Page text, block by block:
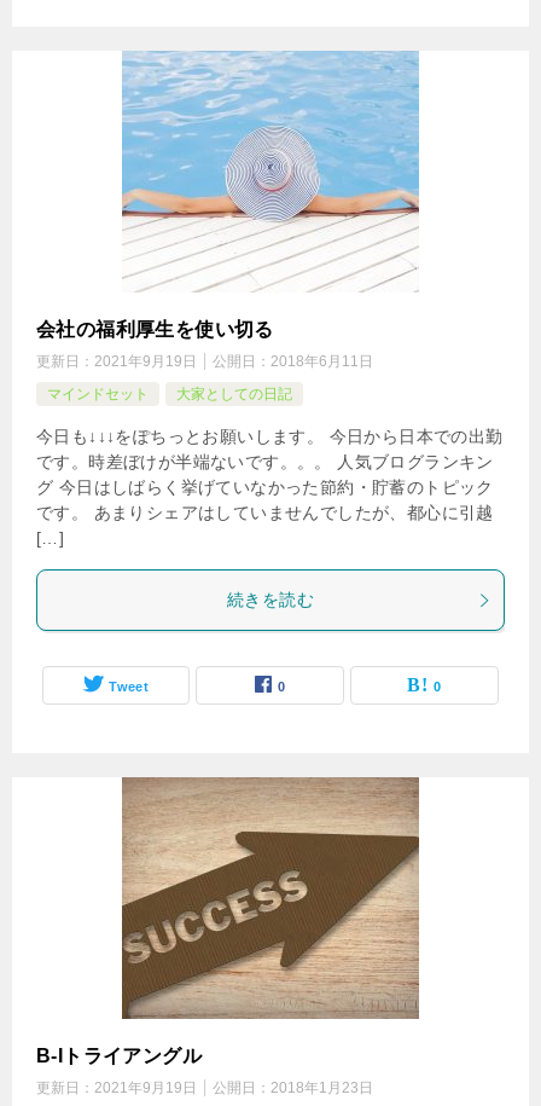
会社の福利厚生を使い切る
更新日： 2021年9月19日 公開日： 2018年6月11日
マインドセット
大家としての日記
今日も↓↓↓をぽちっとお願いします。 今日から日本での出勤
です。時差ぼけが半端ないです。。。 人気ブログランキン
グ 今日はしばらく挙げていなかった節約・貯蓄のトピック
です。 あまりシェアはしていませんでしたが、都心に引越
[…]
続きを読む
Tweet 0 0
B-Iトライアングル
更新日： 2021年9月19日 公開日： 2018年1月23日